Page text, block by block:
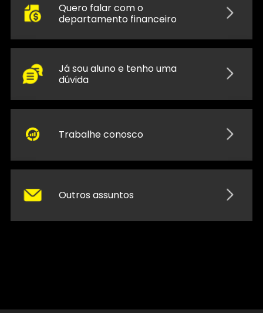
Quero falar com o
departamento financeiro
Já sou aluno e tenho uma
dúvida
Trabalhe conosco
Outros assuntos